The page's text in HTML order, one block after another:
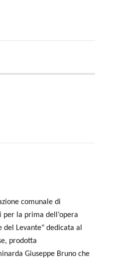
comunale di
la prima dell’opera
Levante" dedicata al
prodotta
Giuseppe Bruno che